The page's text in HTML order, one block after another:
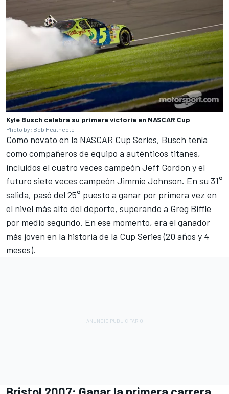
Kyle Busch celebra su primera victoria en NASCAR Cup
Photo by: Bob Heathcote
Como novato en la NASCAR Cup Series, Busch tenía
como compañeros de equipo a auténticos titanes,
incluidos el cuatro veces campeón Jeff Gordon y el
futuro siete veces campeón Jimmie Johnson. En su 31°
salida, pasó del 25° puesto a ganar por primera vez en
el nivel más alto del deporte, superando a Greg Biffle
por medio segundo. En ese momento, era el ganador
más joven en la historia de la Cup Series (20 años y 4
meses).